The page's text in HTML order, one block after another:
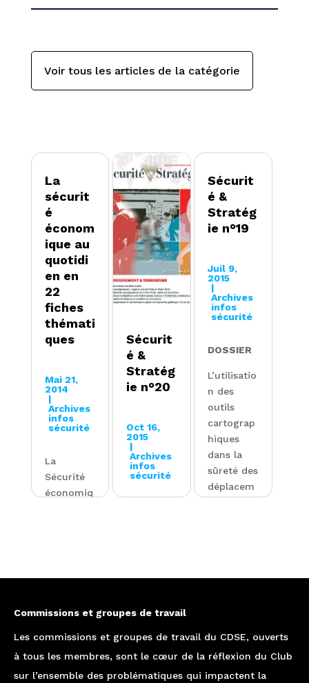
Voir tous les articles de la catégorie
La
sécurit
é
économ
ique au
quotidi
en en
22
fiches
thémati
ques
Mai 21,
2014
|
Archives
infos
sécurité
La
Sécurité
économiq
à tous
les...
Lire
Sécurit
é &
Stratég
ie n°20
Oct 16,
2015
|
Archives
infos
sécurité
démocrati
par Floran
Loi
renseigne
Sécurit
é &
Stratég
ie n°19
Juil 9,
2015
|
Archives
infos
sécurité
DOSSIER
L’utilisatio
n des
outils
cartograp
hiques
dans la
sûreté des
déplacem
ue...
l'article
Commissions et groupes de travail
Les commissions et groupes de travail du CDSE, ouverts
à tous les membres, sont le cœur de la réflexion du Club
sur l’ensemble des problématiques qui impactent la